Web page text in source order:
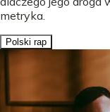
metryka.
Polski rap